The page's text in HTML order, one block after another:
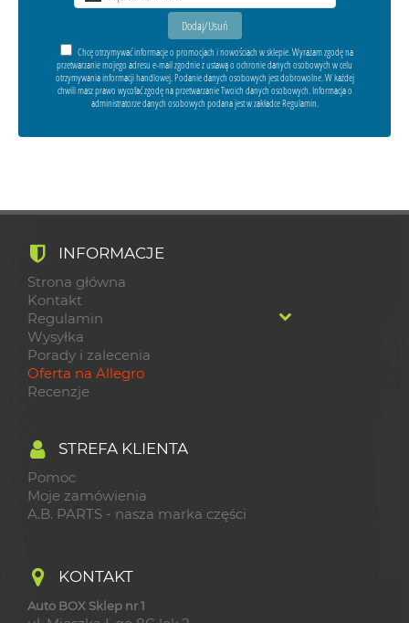
Chcę otrzymywać informacje o promocjach i nowościach w sklepie. Wyrażam zgodę na
przetwarzanie mojego adresu e-mail zgodnie z ustawą o ochronie danych osobowych w celu
otrzymywania informacji handlowej. Podanie danych osobowych jest dobrowolne. W każdej
chwili masz prawo wycofać zgodę na przetwarzanie Twoich danych osobowych. Informacja o
administratorze danych osobowych podana jest w zakładce Regulamin.
INFORMACJE
Strona główna
Kontakt
Regulamin
Wysyłka
Porady i zalecenia
Oferta na Allegro
Recenzje
STREFA KLIENTA
Pomoc
Moje zamówienia
A.B. PARTS - nasza marka części
KONTAKT
Auto BOX Sklep nr 1